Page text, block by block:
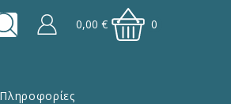
0,00€ 0